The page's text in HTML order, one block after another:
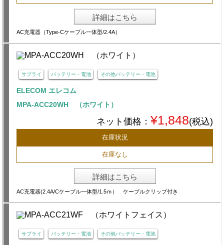
詳細はこちら
AC充電器（Type-Cケーブル一体型/2.4A）
サプライ バッテリー・電池 その他バッテリー・電池
ELECOM エレコム
MPA-ACC20WH （ホワイト）
ネット価格： ¥1,848(税込)
在庫状況
在庫なし
詳細はこちら
AC充電器(2.4A/Cケーブル一体型/1.5ｍ） ケーブルクリップ付き
サプライ バッテリー・電池 その他バッテリー・電池